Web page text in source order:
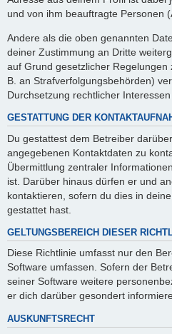
und von ihm beauftragte Personen
Andere als die oben genannten
deiner Zustimmung an Dritte
auf Grund gesetzlicher Regelungen
B. an Strafverfolgungsbehörden)
Durchsetzung rechtlicher
GESTATTUNG DER
Du gestattest dem Betreiber
angegebenen Kontaktdaten zu
Übermittlung zentraler
ist. Darüber hinaus dürfen er und
kontaktieren, sofern du dies in
gestattet hast.
GELTUNGSBEREICH DIESER
Diese Richtlinie umfasst nur den
Software umfassen. Sofern der
seiner Software weitere
er dich darüber gesondert
AUSKUNFTSRECHT